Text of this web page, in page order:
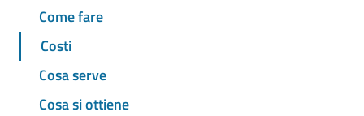
Come fare
Costi
Cosa serve
Cosa si ottiene